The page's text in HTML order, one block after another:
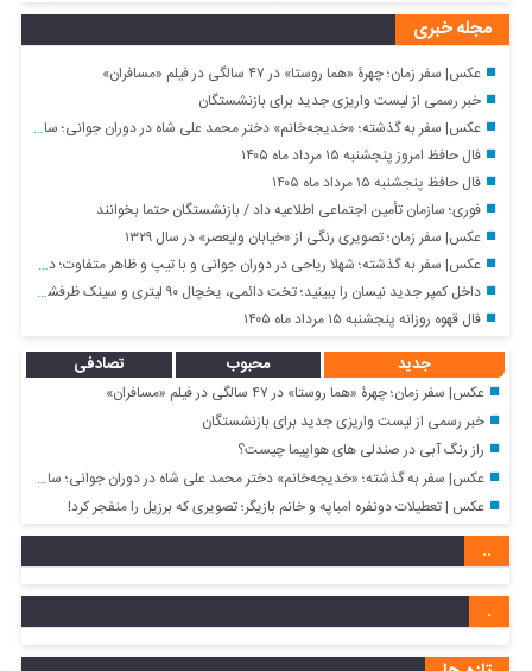
مجله خبری
عکس| سفر زمان؛ چهرۀ «هما روستا» در ۴۷ سالگی در فیلم «مسافران»
خبر رسمی از لیست واریزی جدید برای بازنشستگان
عکس| سفر به گذشته؛ «خدیجه‌خانم» دختر محمد علی شاه در دوران جوانی؛ سال ۱۲۹۸
فال حافظ امروز پنجشنبه ۱۵ مرداد ماه ۱۴۰۵
فال حافظ پنجشنبه ۱۵ مرداد ماه ۱۴۰۵
فوری؛ سازمان تأمین اجتماعی اطلاعیه داد / بازنشستگان حتما بخوانند
عکس| سفر زمان؛ تصویری رنگی از «خیابان ولیعصر» در سال ۱۳۲۹
عکس| سفر به گذشته؛ شهلا ریاحی در دوران جوانی و با تیپ و ظاهر متفاوت؛ دهه ۳۰
داخل کمپر جدید نیسان را ببینید؛ تخت دائمی، یخچال ۹۰ لیتری و سینک ظرفشویی و… + تصاویر
فال قهوه روزانه پنجشنبه ۱۵ مرداد ماه ۱۴۰۵
جدید محبوب تصادفی
عکس| سفر زمان؛ چهرۀ «هما روستا» در ۴۷ سالگی در فیلم «مسافران»
خبر رسمی از لیست واریزی جدید برای بازنشستگان
راز رنگ آبی در صندلی های هواپیما چیست؟
عکس| سفر به گذشته؛ «خدیجه‌خانم» دختر محمد علی شاه در دوران جوانی؛ سال ۱۲۹۸
عکس | تعطیلات دونفره امباپه و خانم بازیگر؛ تصویری که برزیل را منفجر کرد!
..
.